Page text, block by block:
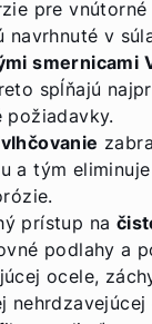
pre vnútorné
navrhnuté v
smernicami
spĺňajú
požiadavky.
a tým
prístup na
podlahy a
ocele,
nehrdzavejúcej